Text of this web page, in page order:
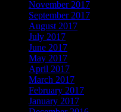
November 2017
September 2017
August 2017
July 2017
June 2017
May 2017
April 2017
March 2017
February 2017
January 2017